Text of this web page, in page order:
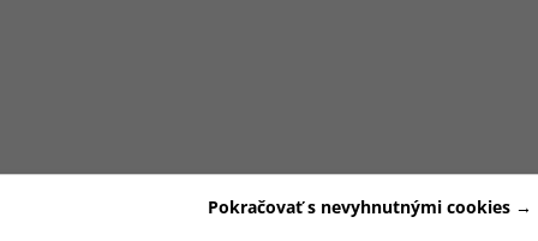
s Oskarom Baramim sa začali objavovať dohady potom, čo
prvé spoločné príspevky.Predtým sa pritom jeho meno
Pokračovať s nevyhnutnými cookies →